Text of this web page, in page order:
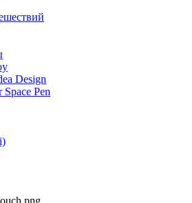
Design
Pen